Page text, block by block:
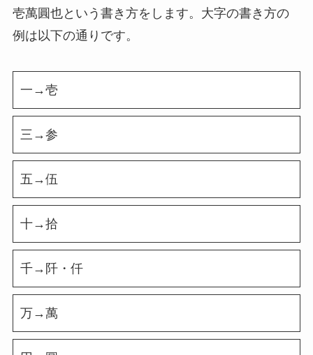
壱萬圓也という書き方をします。大字の書き方の
例は以下の通りです。
一→壱
三→参
五→伍
十→拾
千→阡・仟
万→萬